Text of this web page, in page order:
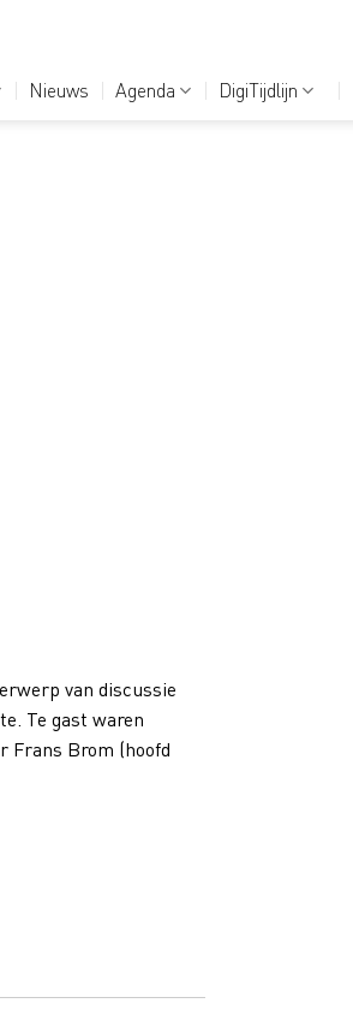
Nieuws Agenda DigiTijdlijn
van discussie
Te gast waren
Frans Brom (hoofd